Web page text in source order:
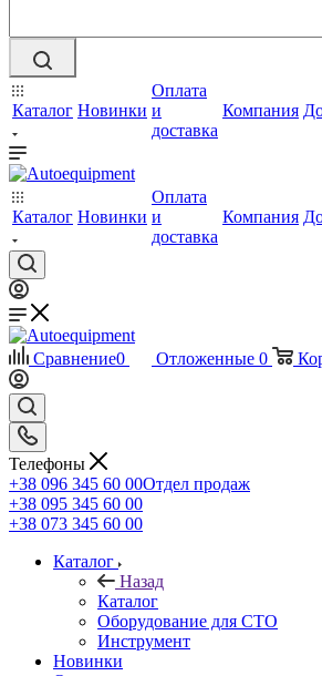
Каталог Новинки
Оплата
и
доставка
Компания
Каталог Новинки
Оплата
и
доставка
Компания
Сравнение0 Отложенные 0
Телефоны
+38 096 345 60 00Отдел продаж
+38 095 345 60 00
+38 073 345 60 00
Каталог
Назад
Каталог
Оборудование для СТО
Инструмент
Новинки